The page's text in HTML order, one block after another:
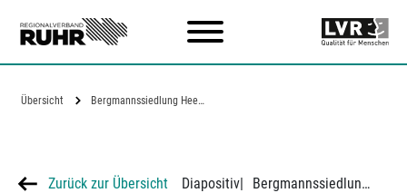
Übersicht Bergmannssiedlung Heeren-Werve bei Hamm
Zurück zur Übersicht Diapositiv| Bergmannssiedlung Heeren-Werve bei Hamm